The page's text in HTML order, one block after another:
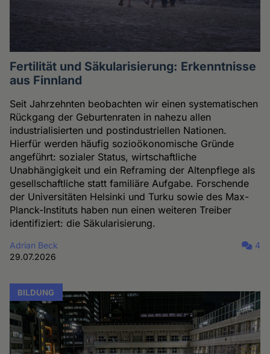
Fertilität und Säkularisierung: Erkenntnisse
aus Finnland
Seit Jahrzehnten beobachten wir einen systematischen
Rückgang der Geburtenraten in nahezu allen
industrialisierten und postindustriellen Nationen.
Hierfür werden häufig sozioökonomische Gründe
angeführt: sozialer Status, wirtschaftliche
Unabhängigkeit und ein Reframing der Altenpflege als
gesellschaftliche statt familiäre Aufgabe. Forschende
der Universitäten Helsinki und Turku sowie des Max-
Planck-Instituts haben nun einen weiteren Treiber
identifiziert: die Säkularisierung.
Adrian Beck
29.07.2026
4
BILDUNG